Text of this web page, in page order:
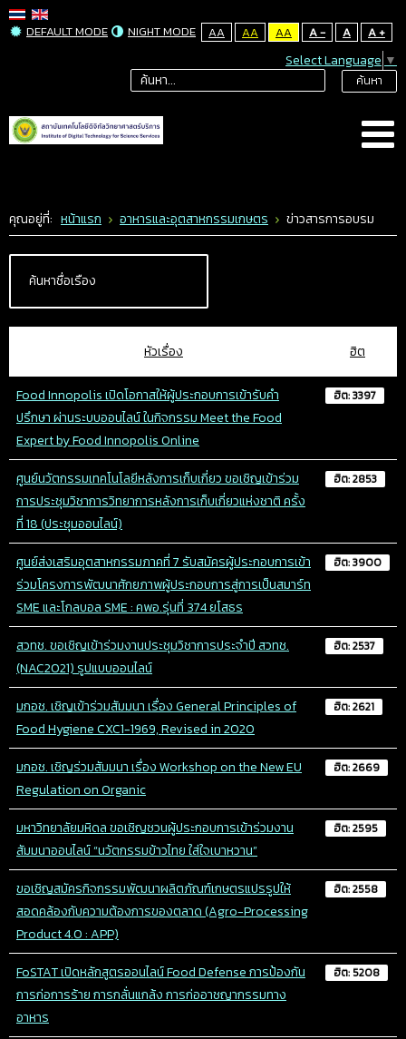
DEFAULT MODE NIGHT MODE AA AA AA A - A A +
Select Language ▼
ค้นหา
คุณอยู่ที่: หน้าแรก อาหารและอุตสาหกรรมเกษตร ข่าวสารการอบรม
หัวเรื่อง ฮิต
Food Innopolis เปิดโอกาสให้ผู้ประกอบการเข้ารับคำ
ปรึกษา ผ่านระบบออนไลน์ ในกิจกรรม Meet the Food
Expert by Food Innopolis Online
ฮิต: 3397
ศูนย์นวัตกรรมเทคโนโลยีหลังการเก็บเกี่ยว ขอเชิญเข้าร่วม
การประชุมวิชาการวิทยาการหลังการเก็บเกี่ยวแห่งชาติ ครั้ง
ที่ 18 (ประชุมออนไลน์)
ฮิต: 2853
ศูนย์ส่งเสริมอุตสาหกรรมภาคที่ 7 รับสมัครผู้ประกอบการเข้า
ร่วมโครงการพัฒนาศักยภาพผู้ประกอบการสู่การเป็นสมาร์ท
SME และโกลบอล SME : คพอ.รุ่นที่ 374 ยโสธร
ฮิต: 3900
สวทช. ขอเชิญเข้าร่วมงานประชุมวิชาการประจำปี สวทช.
(NAC2021) รูปแบบออนไลน์
ฮิต: 2537
มกอช. เชิญเข้าร่วมสัมมนา เรื่อง General Principles of
Food Hygiene CXC1-1969, Revised in 2020
ฮิต: 2621
มกอช. เชิญร่วมสัมมนา เรื่อง Workshop on the New EU
Regulation on Organic
ฮิต: 2669
มหาวิทยาลัยมหิดล ขอเชิญชวนผู้ประกอบการเข้าร่วมงาน
สัมมนาออนไลน์ “นวัตกรรมข้าวไทย ใส่ใจเบาหวาน”
ฮิต: 2595
ขอเชิญสมัครกิจกรรมพัฒนาผลิตภัณฑ์เกษตรแปรรูปให้
สอดคล้องกับความต้องการของตลาด (Agro-Processing
Product 4.0 : APP)
ฮิต: 2558
FoSTAT เปิดหลักสูตรออนไลน์ Food Defense การป้องกัน
การก่อการร้าย การกลั่นแกล้ง การก่ออาชญากรรมทาง
อาหาร
ฮิต: 5208